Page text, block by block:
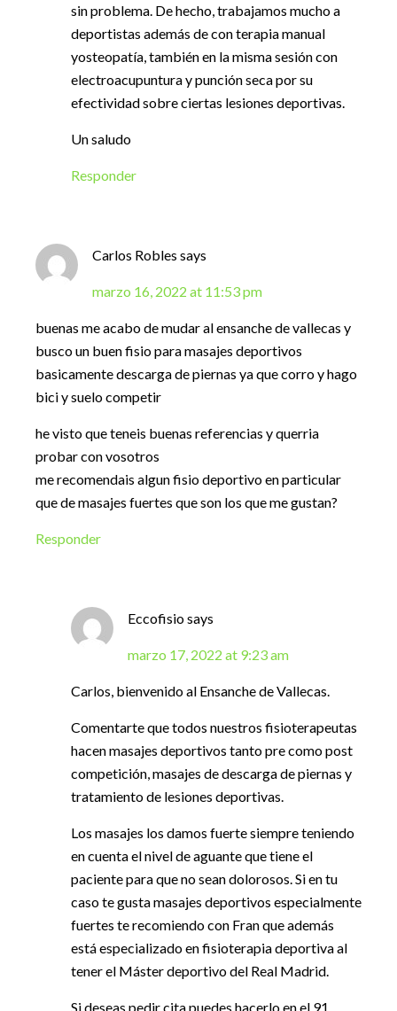
sin problema. De hecho, trabajamos mucho a
deportistas además de con terapia manual
yosteopatía, también en la misma sesión con
electroacupuntura y punción seca por su
efectividad sobre ciertas lesiones deportivas.
Un saludo
Responder
Carlos Robles says
marzo 16, 2022 at 11:53 pm
buenas me acabo de mudar al ensanche de vallecas y
busco un buen fisio para masajes deportivos
basicamente descarga de piernas ya que corro y hago
bici y suelo competir
he visto que teneis buenas referencias y querria
probar con vosotros
me recomendais algun fisio deportivo en particular
que de masajes fuertes que son los que me gustan?
Responder
Eccofisiosays
marzo 17, 2022 at 9:23 am
Carlos, bienvenido al Ensanche de Vallecas.
Comentarte que todos nuestros fisioterapeutas
hacen masajes deportivos tanto pre como post
competición, masajes de descarga de piernas y
tratamiento de lesiones deportivas.
Los masajes los damos fuerte siempre teniendo
en cuenta el nivel de aguante que tiene el
paciente para que no sean dolorosos. Si en tu
caso te gusta masajes deportivos especialmente
fuertes te recomiendo con Fran que además
está especializado en fisioterapia deportiva al
tener el Máster deportivo del Real Madrid.
Si deseas pedir cita puedes hacerlo en el 91